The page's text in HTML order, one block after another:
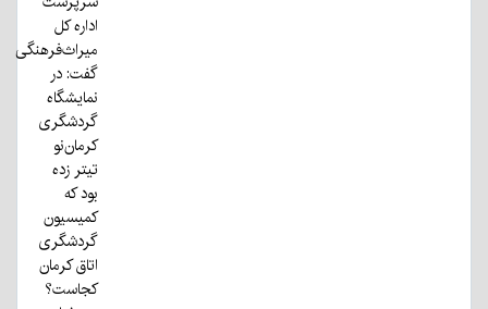
اداره کل
میراث‌فرهنگی
گفت: در
نمایشگاه
گردشگری
کرمان‌نو
تیتر زده
بود که
کمیسیون
گردشگری
اتاق کرمان
کجاست؟